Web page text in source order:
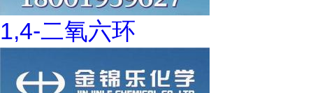
1,4-二氧六环